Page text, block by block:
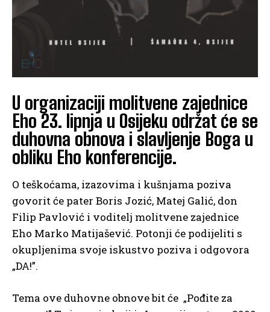
U organizaciji molitvene zajednice
Eho 23. lipnja u Osijeku održat će se
duhovna obnova i slavljenje Boga u
obliku Eho konferencije.
O teškoćama, izazovima i kušnjama poziva
govorit će pater Boris Jozić, Matej Galić, don
Filip Pavlović i voditelj molitvene zajednice
Eho Marko Matijašević. Potonji će podijeliti s
okupljenima svoje iskustvo poziva i odgovora
„DA!”.
Tema ove duhovne obnove bit će „Pođite za